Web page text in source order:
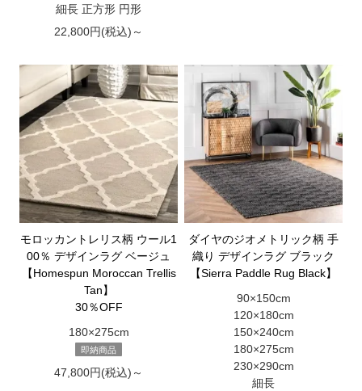
細長 正方形 円形
22,800円(税込)～
モロッカントレリス柄 ウール1
00％ デザインラグ ベージュ
【Homespun Moroccan Trellis
Tan】
30％OFF
180×275cm
即納商品
47,800円(税込)～
ダイヤのジオメトリック柄 手
織り デザインラグ ブラック
【Sierra Paddle Rug Black】
90×150cm
120×180cm
150×240cm
180×275cm
230×290cm
細長